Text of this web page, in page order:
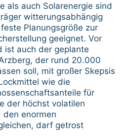
als auch Solarenergie sind
witterungsabhängig
Planungsgröße zur
geeignet. Vor
ist auch der geplante
der rund 20.000
soll, mit großer Skepsis
wie die
für
der höchst volatilen
den enormen
darf getrost